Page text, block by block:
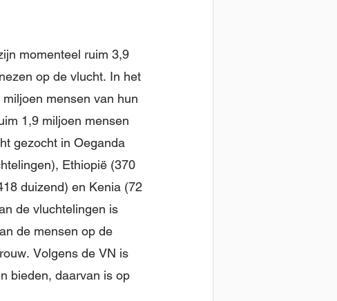
momenteel ruim 3,9
op de vlucht. In het
mensen van hun
1,9 miljoen mensen
gezocht in Oeganda
Ethiopië (370
duizend) en Kenia (72
de vluchtelingen is
de mensen op de
Volgens de VN is
bieden, daarvan is op